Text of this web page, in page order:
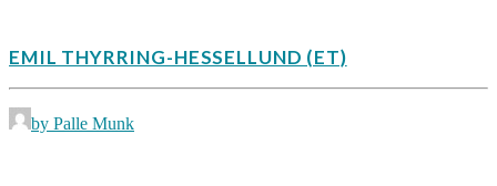
EMIL THYRRING-HESSELLUND (ET)
by Palle Munk